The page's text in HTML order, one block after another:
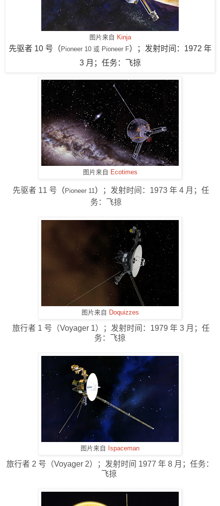
图片来自 Kinja
先驱者 10 号（ Pioneer 10 或 Pioneer F）；发射时间：1972 年
3 月；任务：飞掠
图片来自 Ecotimes
先驱者 11 号 （ Pioneer 11）
；发射时间：1973 年 4 月；任
务：飞掠
图片来自 Doquizzes
旅行者 1 号（Voyager 1）；发射时间：1979 年 3 月；任
务：飞掠
图片来自 Ispaceman
旅行者 2 号（Voyager 2）；发射时间 1977 年 8 月；任务：
飞掠